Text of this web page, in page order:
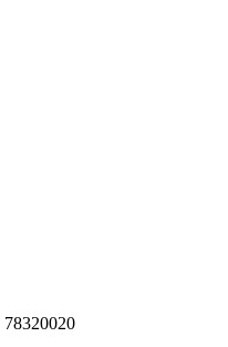
78320020